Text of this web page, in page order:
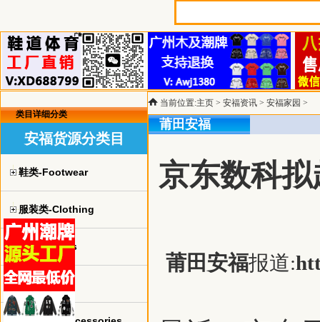
类目详细分类
安福货源分类目
鞋类-Footwear
服装类-Clothing
球衣-jerseys
手表-watch
当前位置:主页 > 安福资讯 > 安福家园 >
莆田安福
京东数科
莆田安福报道: